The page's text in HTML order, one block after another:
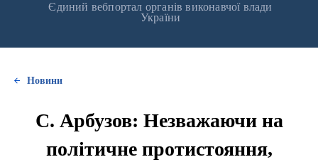
Єдиний вебпортал органів виконавчої влади
України
Новини
С. Арбузов: Незважаючи на
політичне протистояння,